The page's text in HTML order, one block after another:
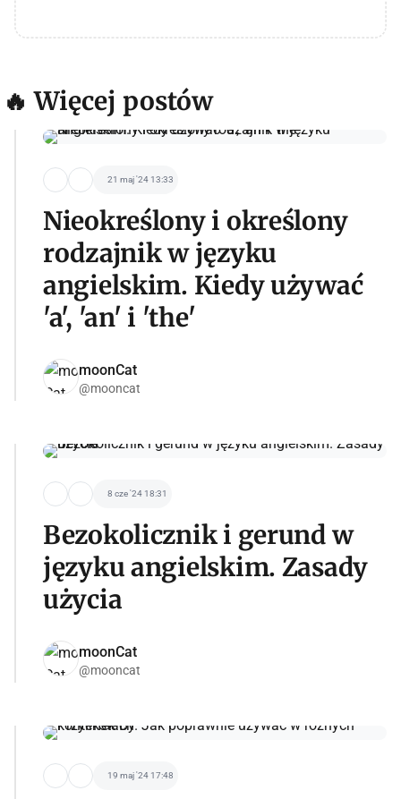
🔥 Więcej postów
21 maj '24 13:33
Nieokreślony i określony
rodzajnik w języku
angielskim. Kiedy używać
'a', 'an' i 'the'
moonCat
@mooncat
8 cze '24 18:31
Bezokolicznik i gerund w
języku angielskim. Zasady
użycia
moonCat
@mooncat
19 maj '24 17:48